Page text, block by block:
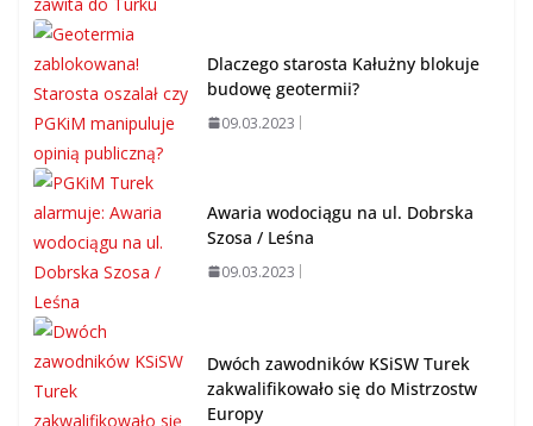
Dlaczego starosta Kałużny blokuje
budowę geotermii?
09.03.2023
Awaria wodociągu na ul. Dobrska
Szosa / Leśna
09.03.2023
Dwóch zawodników KSiSW Turek
zakwalifikowało się do Mistrzostw
Europy